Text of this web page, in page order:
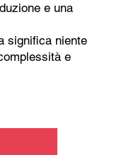
e una
significa niente
e